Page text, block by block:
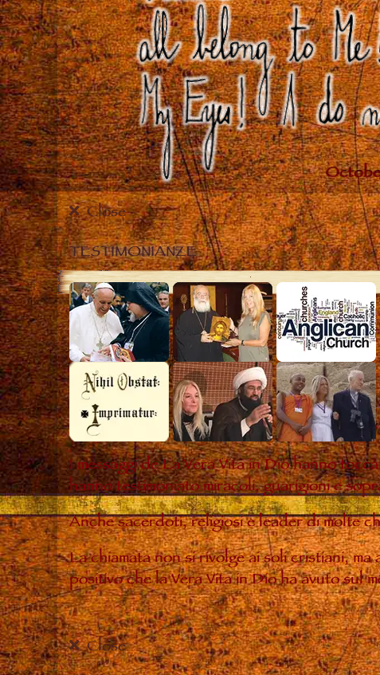
Close
TESTIMONIANZE
I messaggi de La Vera Vita in Dio hanno
hanno testimoniato miracoli, guarigioni e
Anche sacerdoti, religiosi e leader di molte
La chiamata non si rivolge ai soli cristiani,
positivo che la Vera Vita in Dio ha avuto sul
Close